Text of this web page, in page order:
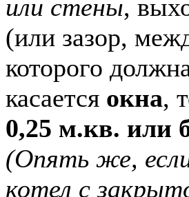
или стены,
(или зазор,
которого
касается окна,
0,25 м.кв. или
(Опять же,
котел с